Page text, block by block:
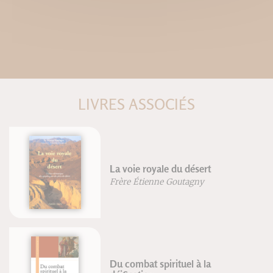
LIVRES ASSOCIÉS
voie royale du désert
Étienne Goutagny
combat spirituel à la